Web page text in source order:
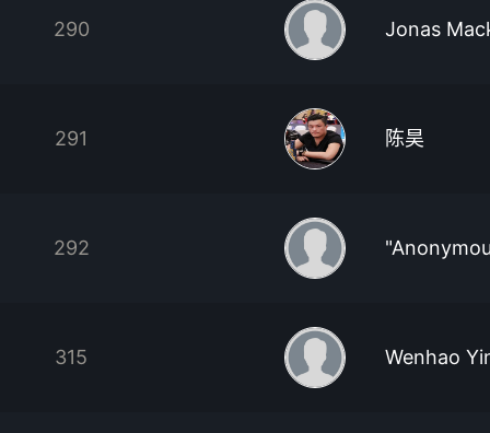
290 Jonas
291 陈昊
292
315 Wenhao